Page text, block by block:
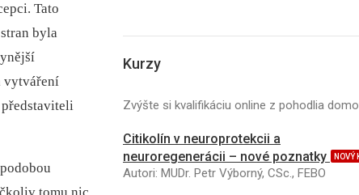
Tato
byla
vytváření
Kurzy
Zvýšte si kvalifikáciu online z pohodlia
Citikolín v neuroprotekcii a
neuroregenerácii – nové poznatky
NOVÝ
Autori: MUDr. Petr Výborný, CSc., FEBO